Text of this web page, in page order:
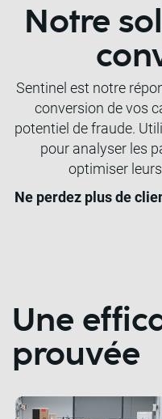
Notre
Sentinel est notre
conversion de vos
potentiel de fraude.
pour analyser les
optimiser
Ne perdez plus de
Une
prouvée